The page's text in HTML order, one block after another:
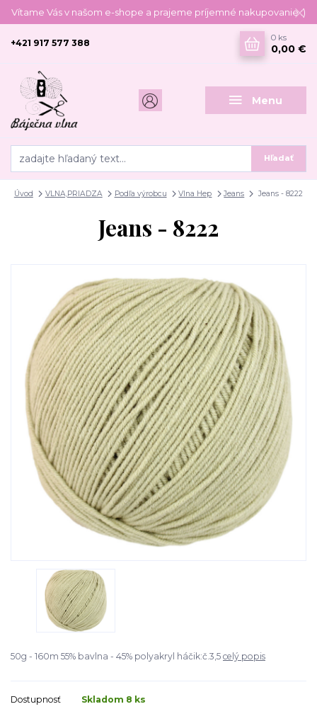
Vítame Vás v našom e-shope a prajeme príjemné nakupovanie :)
Menu
Hľadať
+421 917 577 388
0 ks
0,00 €
Úvod VLNA,PRIADZA Podľa výrobcu Vlna Hep Jeans Jeans - 8222
Jeans - 8222
50g - 160m 55% bavlna - 45% polyakryl háčik:č.3,5 celý popis
Dostupnosť Skladom 8 ks